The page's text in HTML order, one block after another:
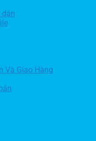
Và Giao Hàng